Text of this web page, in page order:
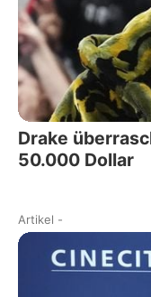
Drake
50.000 Dollar
Artikel -